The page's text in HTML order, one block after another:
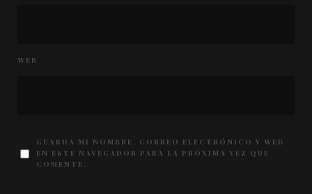
WEB
GUARDA MI NOMBRE, CORREO ELECTRÓNICO Y WEB
EN ESTE NAVEGADOR PARA LA PRÓXIMA VEZ QUE
COMENTE.